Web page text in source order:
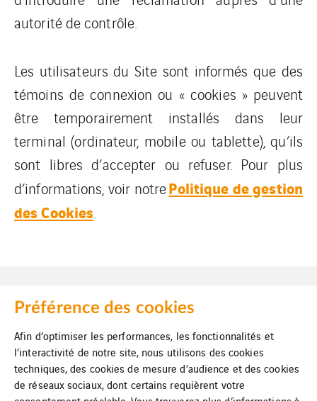
autorité de contrôle.
Les utilisateurs du Site sont informés que des
témoins de connexion ou « cookies » peuvent
être temporairement installés dans leur
terminal (ordinateur, mobile ou tablette), qu’ils
sont libres d’accepter ou refuser. Pour plus
d’informations, voir notrePolitique de gestion
des Cookies.
Mentions légales
Cookies
Préférence des cookies
Afin d’optimiser les performances, les fonctionnalités et
l’interactivité de notre site, nous utilisons des cookies
techniques, des cookies de mesure d’audience et des cookies
de réseaux sociaux, dont certains requièrent votre